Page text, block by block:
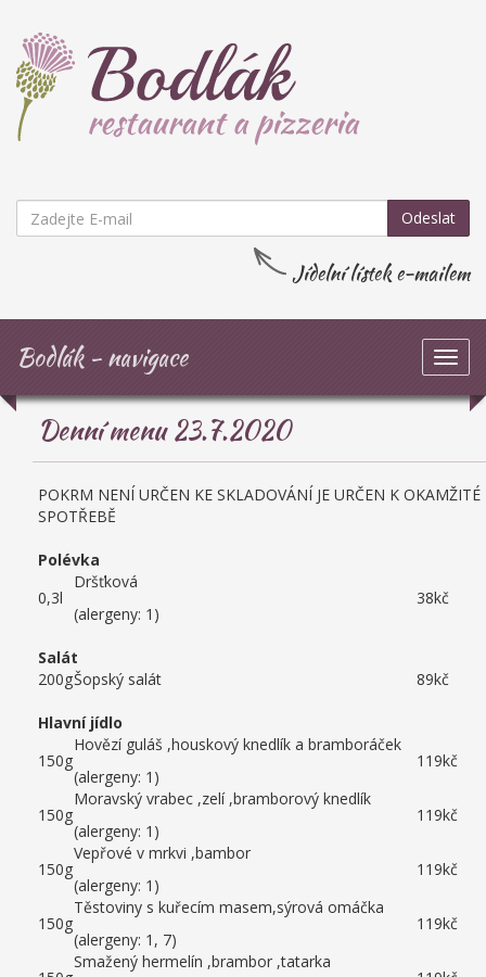
Odeslat
Jídelní lístek e-mailem
Bodlák - navigace
Denní menu 23.7.2020
POKRM NENÍ URČEN KE SKLADOVÁNÍ JE URČEN K OKAMŽITÉ
SPOTŘEBĚ
Polévka
0,3l
Dršťková
(alergeny: 1)
38kč
Salát
200gŠopský salát 89kč
Hlavní jídlo
150g
Hovězí guláš ,houskový knedlík a bramboráček
(alergeny: 1)
119kč
150g
Moravský vrabec ,zelí ,bramborový knedlík
(alergeny: 1)
119kč
150g
Vepřové v mrkvi ,bambor
(alergeny: 1)
119kč
150g
Těstoviny s kuřecím masem,sýrová omáčka
(alergeny: 1, 7)
119kč
Smažený hermelín ,brambor ,tatarka